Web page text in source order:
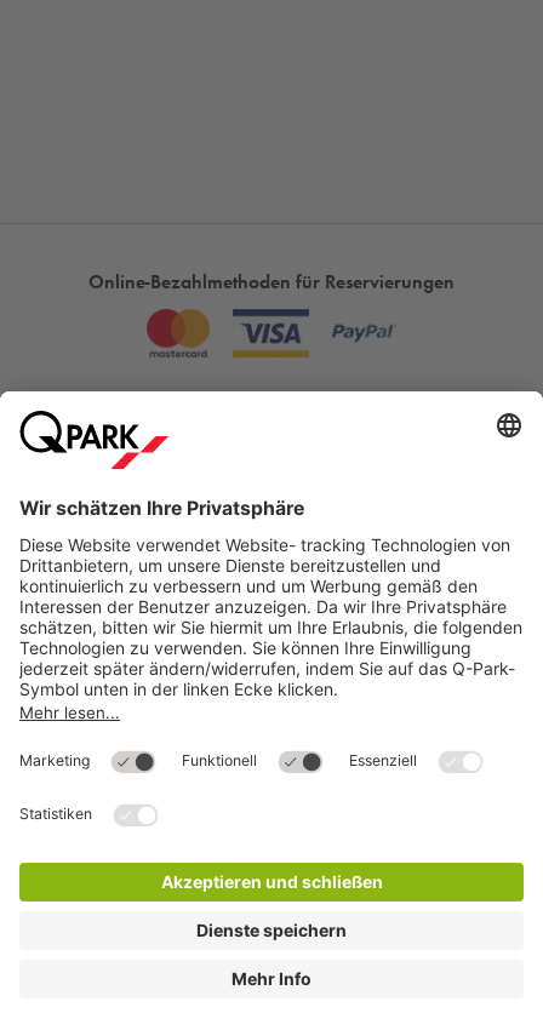
Online-Bezahlmethoden für Reservierungen
Mehr überQ-Park
Hilfe
Direkt zum
Download
Cookie Informationen